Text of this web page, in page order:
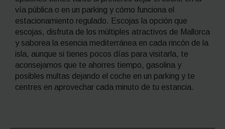
vía pública o en un parking y cómo funciona el
estacionamiento regulado. Escojas la opción que
escojas, disfruta de los múltiples atractivos de Mallorca
y saborea la esencia mediterránea en cada rincón de la
isla, aunque si tienes pocos días para visitarla, te
aconsejamos que te ahorres tiempo, gasolina y
posibles multas dejando el coche en un parking y te
centres en aprovechar cada minuto de tu estancia.